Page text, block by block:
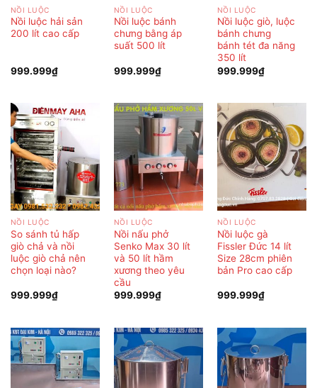
NỒI LUỘC
Nồi luộc hải sản
200 lít cao cấp
999.999₫
NỒI LUỘC
Nồi luộc bánh
chưng bằng áp
suất 500 lít
999.999₫
NỒI LUỘC
Nồi luộc giò, luộc
bánh chưng
bánh tét đa năng
350 lít
999.999₫
NỒI LUỘC
So sánh tủ hấp
giò chả và nồi
luộc giò chả nên
chọn loại nào?
999.999₫
NỒI LUỘC
Nồi nấu phở
Senko Max 30 lít
và 50 lít hầm
xương theo yêu
cầu
999.999₫
NỒI LUỘC
Nồi luộc gà
Fissler Đức 14 lít
Size 28cm phiên
bản Pro cao cấp
999.999₫